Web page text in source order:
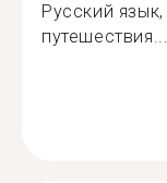
Русский